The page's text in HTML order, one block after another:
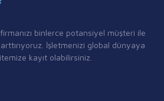
binlerce potansiyel müşteri ile
İşletmenizi global dünyaya
kayıt olabilirsiniz.